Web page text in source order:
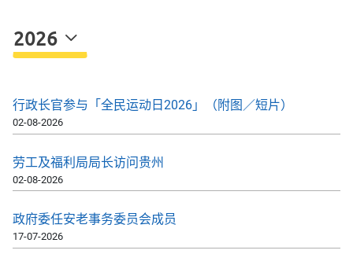
2026
行政长官参与「全民运动日2026」（附图／短片）
02-08-2026
劳工及福利局局长访问贵州
02-08-2026
政府委任安老事务委员会成员
17-07-2026